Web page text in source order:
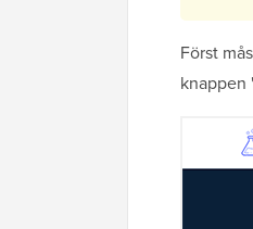
Först
knappen